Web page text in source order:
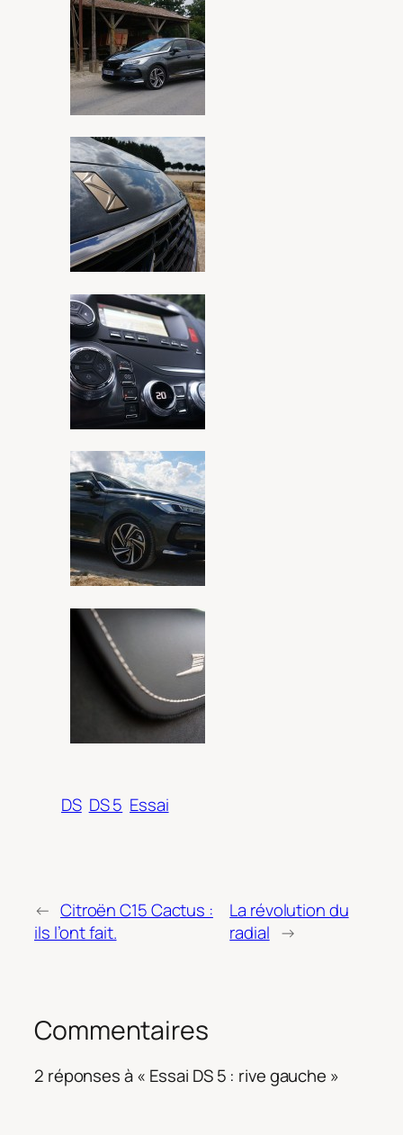
DS DS 5 Essai
← Citroën C15 Cactus :
ils l’ont fait.
La révolution du
radial →
Commentaires
2 réponses à « Essai DS 5 : rive gauche »